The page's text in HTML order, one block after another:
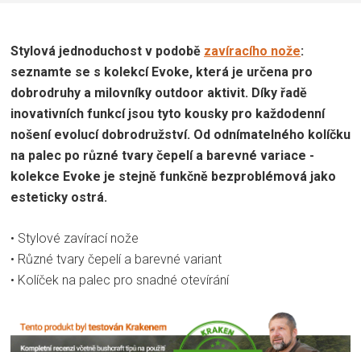
Stylová jednoduchost v podobě zavíracího nože:
seznamte se s kolekcí Evoke, která je určena pro
dobrodruhy a milovníky outdoor aktivit. Díky řadě
inovativních funkcí jsou tyto kousky pro každodenní
nošení evolucí dobrodružství. Od odnímatelného kolíčku
na palec po různé tvary čepelí a barevné variace -
kolekce Evoke je stejně funkčně bezproblémová jako
esteticky ostrá.
• Stylové zavírací nože
• Různé tvary čepelí a barevné variant
• Kolíček na palec pro snadné otevírání